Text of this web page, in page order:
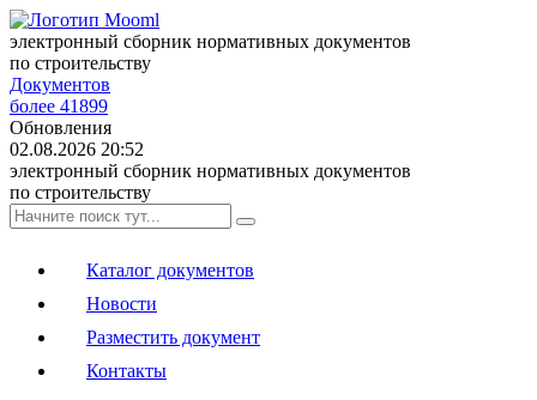
электронный сборник нормативных документов
по строительству
Документов
более 41899
Обновления
02.08.2026 20:52
электронный сборник нормативных документов
по строительству
Каталог документов
Новости
Разместить документ
Контакты